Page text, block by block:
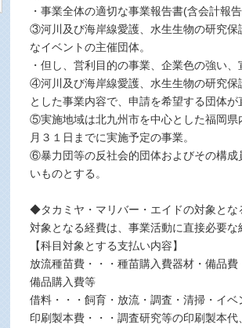
・事業全体の適切な事業報告書(含会計報
③河川及び海岸線愛護、水生生物の研究保
なイベントの主催団体。
・但し、営利目的の事業、企業色の強い
④河川及び海岸線愛護、水生生物の研究保
とした事業内容で、申請を希望する団体が
⑤実施地域は北九州市を中心とした福岡県
月３１日までに実施予定の事業。
⑥暴力団等の反社会的団体およびその構成
いものとする。
◆タカミヤ・マリバー・エイドの対象とな
対象となる経費は、事業活動に直接必要な
【科目対象とする支払い内容】
放流種苗費・・・種苗購入費器材・備品
備品購入費等
借料・・・飼育・放流・調査・清掃・イ
印刷製本費・・・調査研究等の印刷製本